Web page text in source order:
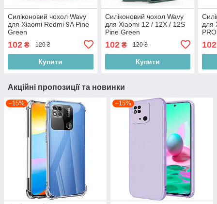
Силіконовий чохол Wavy
для Xiaomi Redmi 9A Pine
Green
102 ₴ 120 ₴
Купити
Силіконовий чохол Wavy
для Xiaomi 12 / 12X / 12S
Pine Green
102₴ 120 ₴
Купити
для
102
Акційні пропозиції та новинки
–15% –15%